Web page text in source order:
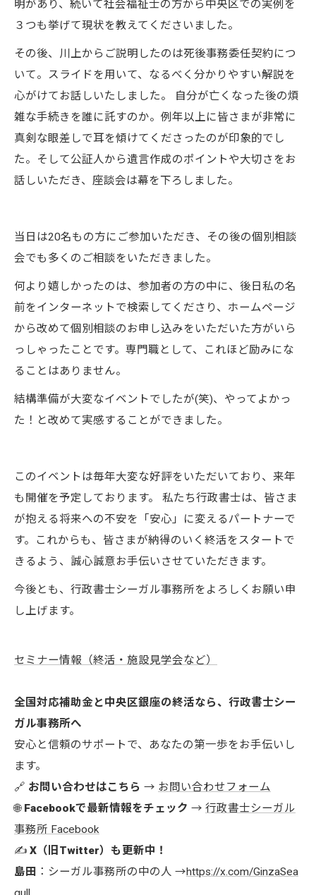
明があり、続いて社会福祉士の方から中央区での実例を
３つも挙げて現状を教えてくださいました。
その後、川上からご説明したのは死後事務委任契約につ
いて。スライドを用いて、なるべく分かりやすい解説を
心がけてお話しいたしました。 自分が亡くなった後の煩
雑な手続きを誰に託すのか。例年以上に皆さまが非常に
真剣な眼差しで耳を傾けてくださったのが印象的でし
た。そして公証人から遺言作成のポイントや大切さをお
話しいただき、座談会は幕を下ろしました。
当日は20名もの方にご参加いただき、その後の個別相談
会でも多くのご相談をいただきました。
何より嬉しかったのは、参加者の方の中に、後日私の名
前をインターネットで検索してくださり、ホームページ
から改めて個別相談のお申し込みをいただいた方がいら
っしゃったことです。専門職として、これほど励みにな
ることはありません。
結構準備が大変なイベントでしたが(笑)、やってよかっ
た！と改めて実感することができました。
このイベントは毎年大変な好評をいただいており、来年
も開催を予定しております。 私たち行政書士は、皆さま
が抱える将来への不安を「安心」に変えるパートナーで
す。これからも、皆さまが納得のいく終活をスタートで
きるよう、誠心誠意お手伝いさせていただきます。
今後とも、行政書士シーガル事務所をよろしくお願い申
し上げます。
セミナー情報（終活・施設見学会など）
全国対応補助金と中央区銀座の終活なら、行政書士シー
ガル事務所へ
安心と信頼のサポートで、あなたの第一歩をお手伝いし
ます。
🔗 お問い合わせはこちら → お問い合わせフォーム
🌐 Facebookで最新情報をチェック → 行政書士シーガル
事務所 Facebook
✍️ X（旧Twitter）も更新中！
島田 ：シーガル事務所の中の人 →https://x.com/GinzaSea